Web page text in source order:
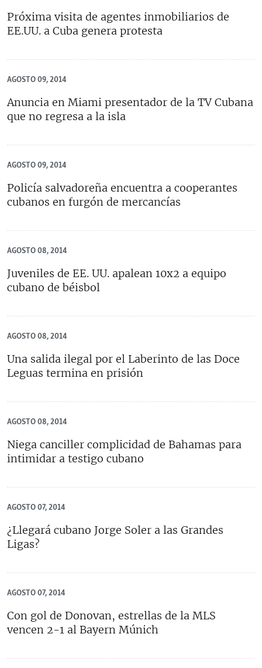
Próxima visita de agentes inmobiliarios de
EE.UU. a Cuba genera protesta
AGOSTO 09, 2014
Anuncia en Miami presentador de la TV Cubana
que no regresa a la isla
AGOSTO 09, 2014
Policía salvadoreña encuentra a cooperantes
cubanos en furgón de mercancías
AGOSTO 08, 2014
Juveniles de EE. UU. apalean 10x2 a equipo
cubano de béisbol
AGOSTO 08, 2014
Una salida ilegal por el Laberinto de las Doce
Leguas termina en prisión
AGOSTO 08, 2014
Niega canciller complicidad de Bahamas para
intimidar a testigo cubano
AGOSTO 07, 2014
¿Llegará cubano Jorge Soler a las Grandes
Ligas?
AGOSTO 07, 2014
Con gol de Donovan, estrellas de la MLS
vencen 2-1 al Bayern Múnich